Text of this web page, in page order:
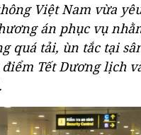
Việt Nam vừa
án phục vụ
quá tải, ùn tắc tại
điểm Tết Dương lịch